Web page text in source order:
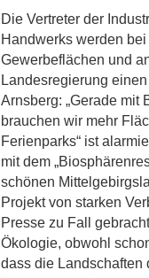
Die Vertreter der
Handwerks werden
Gewerbeflächen und
Landesregierung
Arnsberg: „Gerade mit
brauchen wir mehr
Ferienparks“ ist
mit dem
schönen
Projekt von starken
Presse zu Fall
Ökologie, obwohl
dass die Landschaften